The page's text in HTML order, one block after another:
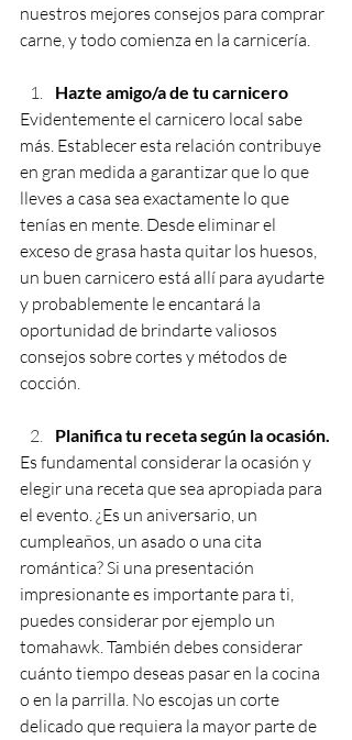
nuestros mejores consejos para comprar
carne, y todo comienza en la carnicería.
Hazte amigo/a de tu carnicero
Evidentemente el carnicero local sabe
más. Establecer esta relación contribuye
en gran medida a garantizar que lo que
lleves a casa sea exactamente lo que
tenías en mente. Desde eliminar el
exceso de grasa hasta quitar los huesos,
un buen carnicero está allí para ayudarte
y probablemente le encantará la
oportunidad de brindarte valiosos
consejos sobre cortes y métodos de
cocción.
Planifica tu receta según la ocasión.
Es fundamental considerar la ocasión y
elegir una receta que sea apropiada para
el evento. ¿Es un aniversario, un
cumpleaños, un asado o una cita
romántica? Si una presentación
impresionante es importante para ti,
puedes considerar por ejemplo un
tomahawk. También debes considerar
cuánto tiempo deseas pasar en la cocina
o en la parrilla. No escojas un corte
delicado que requiera la mayor parte de